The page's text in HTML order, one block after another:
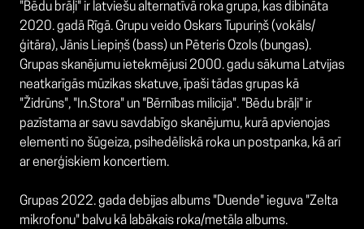
"Bēdu brāļi" ir latviešu alternatīvā roka grupa, kas dibināta
2020. gadā Rīgā. Grupu veido Oskars Tupuriņš (vokāls/
ģitāra), Jānis Liepiņš (bass) un Pēteris Ozols (bungas).
Grupas skanējumu ietekmējusi 2000. gadu sākuma Latvijas
neatkarīgās mūzikas skatuve, īpaši tādas grupas kā
"Židrūns", "In.Stora" un "Bērnības milicija". "Bēdu brāļi" ir
pazīstama ar savu savdabīgo skanējumu, kurā apvienojas
elementi no šūgeiza, psihedēliskā roka un postpanka, kā arī
ar enerģiskiem koncertiem.
Grupas 2022. gada debijas albums "Duende" ieguva "Zelta
mikrofonu" balvu kā labākais roka/metāla albums.